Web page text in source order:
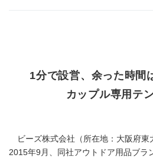
1分で設営、余った時間
カップル専用テ
ビーズ株式会社（所在地：大阪府東
2015年9月、同社アウトドア用品ブラ